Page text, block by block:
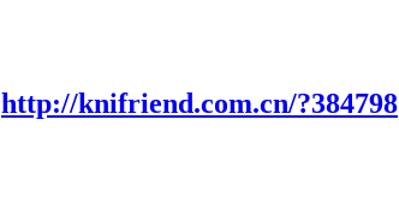
http://knifriend.com.cn/?384798